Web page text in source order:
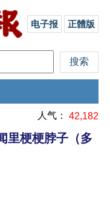
电子报 正體版
人气： 42,182
里梗梗脖子（多